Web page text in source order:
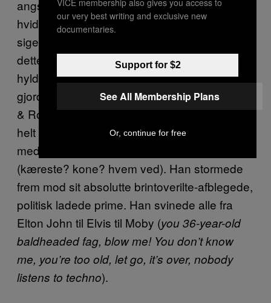
angstbefængte formative teenageår som
hvidt barn i forstaden, behøver jeg ikke at
sige, hvad det her track betød for dig. Men
dette tilbageblik er en sjælden mulighed for at
hylde, hvor stort det egentlig var, det Eminem
gjorde med det her track. Der var en Batman
& Robin-video. Em var stadig fucked på den
helt rigtige kombination af receptpligtig
medicin og boblende had til sin ekskone
(kæreste? kone? hvem ved). Han stormede
frem mod sit absolutte brintoverilte-afblegede,
politisk ladede prime. Han svinede alle fra
Elton John til Elvis til Moby (you 36-year-old
baldheaded fag, blow me! You don’t know
me, you’re too old, let go, it’s over, nobody
listens to techno).
our very best writing and exclusive new
documentaries.
Support for $2
See All Membership Plans
Or, continue for free